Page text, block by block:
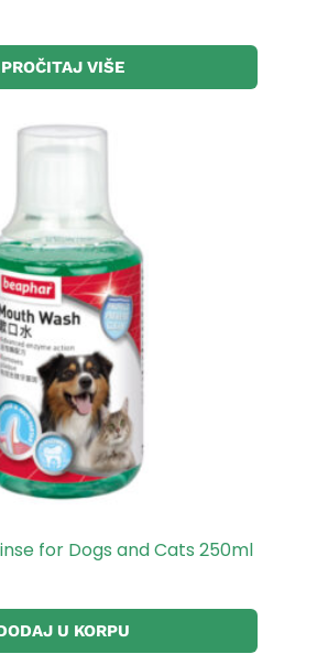
PROČITAJ VIŠE
for Dogs and Cats 250ml
U KORPU